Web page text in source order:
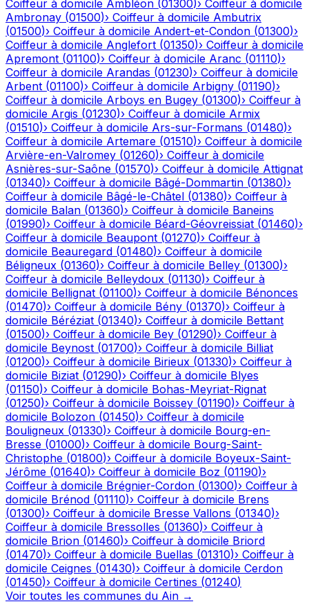
Coiffeur à domicile Ambléon (01300)› Coiffeur à domicile
Ambronay (01500)› Coiffeur à domicile Ambutrix
(01500)› Coiffeur à domicile Andert-et-Condon (01300)›
Coiffeur à domicile Anglefort (01350)› Coiffeur à domicile
Apremont (01100)› Coiffeur à domicile Aranc (01110)›
Coiffeur à domicile Arandas (01230)› Coiffeur à domicile
Arbent (01100)› Coiffeur à domicile Arbigny (01190)›
Coiffeur à domicile Arboys en Bugey (01300)› Coiffeur à
domicile Argis (01230)› Coiffeur à domicile Armix
(01510)› Coiffeur à domicile Ars-sur-Formans (01480)›
Coiffeur à domicile Artemare (01510)› Coiffeur à domicile
Arvière-en-Valromey (01260)› Coiffeur à domicile
Asnières-sur-Saône (01570)› Coiffeur à domicile Attignat
(01340)› Coiffeur à domicile Bâgé-Dommartin (01380)›
Coiffeur à domicile Bâgé-le-Châtel (01380)› Coiffeur à
domicile Balan (01360)› Coiffeur à domicile Baneins
(01990)› Coiffeur à domicile Béard-Géovreissiat (01460)›
Coiffeur à domicile Beaupont (01270)› Coiffeur à
domicile Beauregard (01480)› Coiffeur à domicile
Béligneux (01360)› Coiffeur à domicile Belley (01300)›
Coiffeur à domicile Belleydoux (01130)› Coiffeur à
domicile Bellignat (01100)› Coiffeur à domicile Bénonces
(01470)› Coiffeur à domicile Bény (01370)› Coiffeur à
domicile Béréziat (01340)› Coiffeur à domicile Bettant
(01500)› Coiffeur à domicile Bey (01290)› Coiffeur à
domicile Beynost (01700)› Coiffeur à domicile Billiat
(01200)› Coiffeur à domicile Birieux (01330)› Coiffeur à
domicile Biziat (01290)› Coiffeur à domicile Blyes
(01150)› Coiffeur à domicile Bohas-Meyriat-Rignat
(01250)› Coiffeur à domicile Boissey (01190)› Coiffeur à
domicile Bolozon (01450)› Coiffeur à domicile
Bouligneux (01330)› Coiffeur à domicile Bourg-en-
Bresse (01000)› Coiffeur à domicile Bourg-Saint-
Christophe (01800)› Coiffeur à domicile Boyeux-Saint-
Jérôme (01640)› Coiffeur à domicile Boz (01190)›
Coiffeur à domicile Brégnier-Cordon (01300)› Coiffeur à
domicile Brénod (01110)› Coiffeur à domicile Brens
(01300)› Coiffeur à domicile Bresse Vallons (01340)›
Coiffeur à domicile Bressolles (01360)› Coiffeur à
domicile Brion (01460)› Coiffeur à domicile Briord
(01470)› Coiffeur à domicile Buellas (01310)› Coiffeur à
domicile Ceignes (01430)› Coiffeur à domicile Cerdon
(01450)› Coiffeur à domicile Certines (01240)
Voir toutes les communes du Ain →